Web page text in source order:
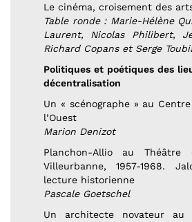
Le cinéma, croisement des
Table ronde : Marie-Hélène
Laurent, Nicolas Philibert,
Richard Copans et Serge
Politiques et poétiques des
décentralisation
Un « scénographe » au
l’Ouest
Marion Denizot
Planchon-Allio au
Villeurbanne, 1957-1968.
lecture historienne
Pascale Goetschel
Un architecte novateur au